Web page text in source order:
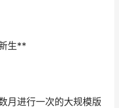
生**
月进行一次的大规模版